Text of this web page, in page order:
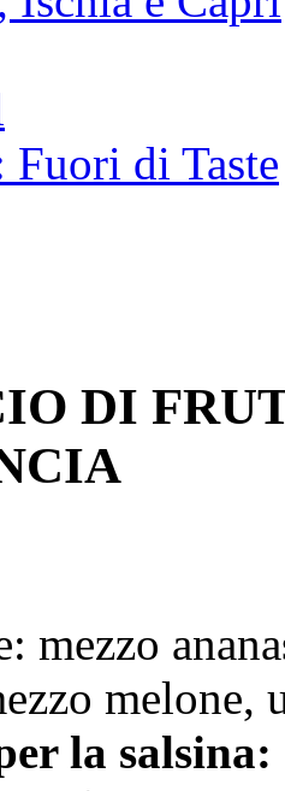
Fuori di Taste
DI
mezzo
melone,
la salsina: